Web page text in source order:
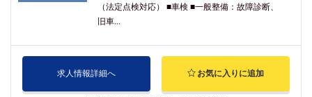
（法定点検対応） ■車検 ■一般整備：故障診断、
旧車...
求人情報詳細へ お気に入りに追加